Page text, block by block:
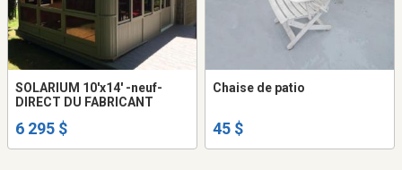
SOLARIUM 10'x14' -neuf-
DIRECT DU FABRICANT
6 295 $
Chaise de patio
45 $